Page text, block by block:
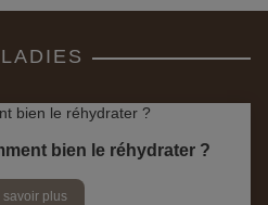
savoir plus
bien le réhydrater ?